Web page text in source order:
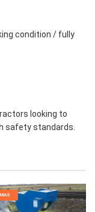
condition / fully
looking to
safety standards.